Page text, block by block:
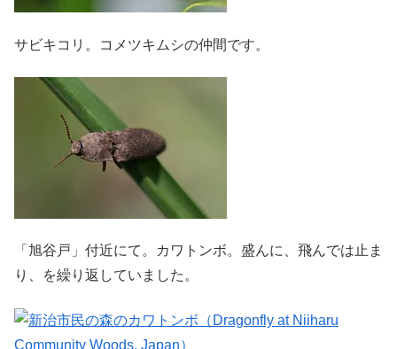
サビキコリ。コメツキムシの仲間です。
「旭谷戸」付近にて。カワトンボ。盛んに、飛んでは止ま
り、を繰り返していました。